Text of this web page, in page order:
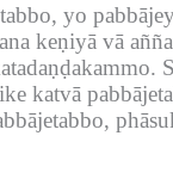
yo
keṇiyā vā
katvā